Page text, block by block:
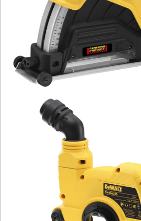
SPRZĘT
OGRODNICZE
NARZĘDZIA
PILARKI-
KOSIARKI-
CIŚNIENIOWE